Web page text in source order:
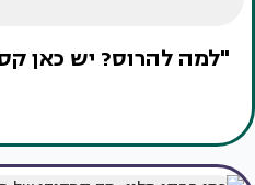
"למה להרוס? יש כאן